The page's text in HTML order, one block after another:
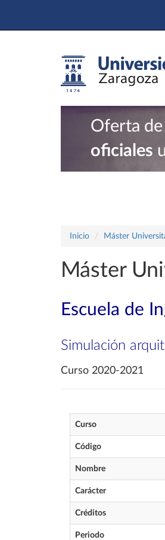
Oferta de
oficiales
Inicio Máster
Máster
Escuela de
Simulación
Curso 2020-2021
Curso
Código
Nombre
Carácter
Créditos
Periodo